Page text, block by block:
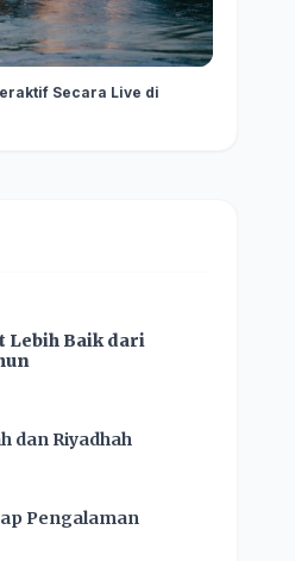
Secara Live di
Lebih Baik dari
dan Riyadhah
Pengalaman